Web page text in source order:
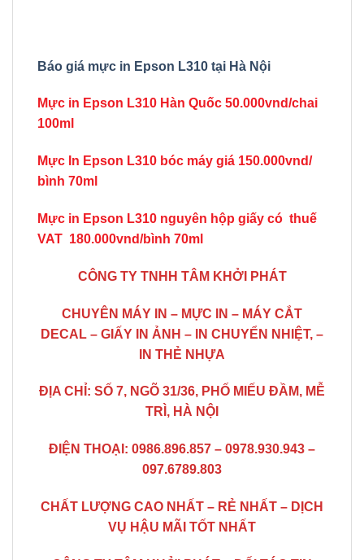
Báo giá mực in Epson L310 tại Hà Nội
Mực in Epson L310 Hàn Quốc 50.000vnd/chai
100ml
Mực In Epson L310 bóc máy giá 150.000vnd/
bình 70ml
Mực in Epson L310 nguyên hộp giấy có thuế
VAT 180.000vnd/bình 70ml
CÔNG TY TNHH TÂM KHỞI PHÁT
CHUYÊN MÁY IN – MỰC IN – MÁY CẮT
DECAL – GIẤY IN ẢNH – IN CHUYỂN NHIỆT, –
IN THẺ NHỰA
ĐỊA CHỈ: SỐ 7, NGÕ 31/36, PHỐ MIẾU ĐẦM, MỄ
TRÌ, HÀ NỘI
ĐIỆN THOẠI: 0986.896.857 – 0978.930.943 –
097.6789.803
CHẤT LƯỢNG CAO NHẤT – RẺ NHẤT – DỊCH
VỤ HẬU MÃI TỐT NHẤT